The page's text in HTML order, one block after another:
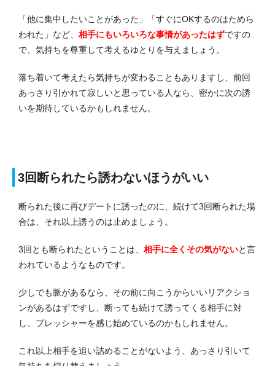
「他に集中したいことがあった」「すぐにOKするのはためら
われた」など、 相手にもいろいろな事情があったはずですの
で、気持ちを尊重して考えるゆとりを与えましょう。
落ち着いて考えたら気持ちが変わることもありますし、前回
あっさり引かれて寂しいと思っている人なら、密かに次の誘
いを期待しているかもしれません。
3回断られたら誘わないほうがいい
断られた後に再びデートに誘ったのに、続けて3回断られた場
合は、それ以上誘うのは止めましょう。
3回とも断られたということは、 相手に全くその気がないと言
われているようなものです。
少しでも脈があるなら、その前に向こうからいいリアクショ
ンがあるはずですし、断っても続けて誘ってくる相手に対
し、プレッシャーを感じ始めているのかもしれません。
これ以上相手を追い詰めることがないよう、あっさり引いて